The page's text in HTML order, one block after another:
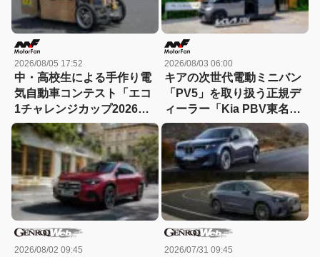
2026/08/05 17:52
中・高校生による手作り電
気自動車コンテスト「エコ
1チャレンジカップ2026」
が8月22日に開催！
2026/08/03 06:00
キアの次世代電動ミニバン
「PV5」を取り扱う正規デ
ィーラー「Kia PBV東名横
浜」が南町田グランベリー
パーク内にオープン！
2026/08/02 09:45 2026/07/31 09:45